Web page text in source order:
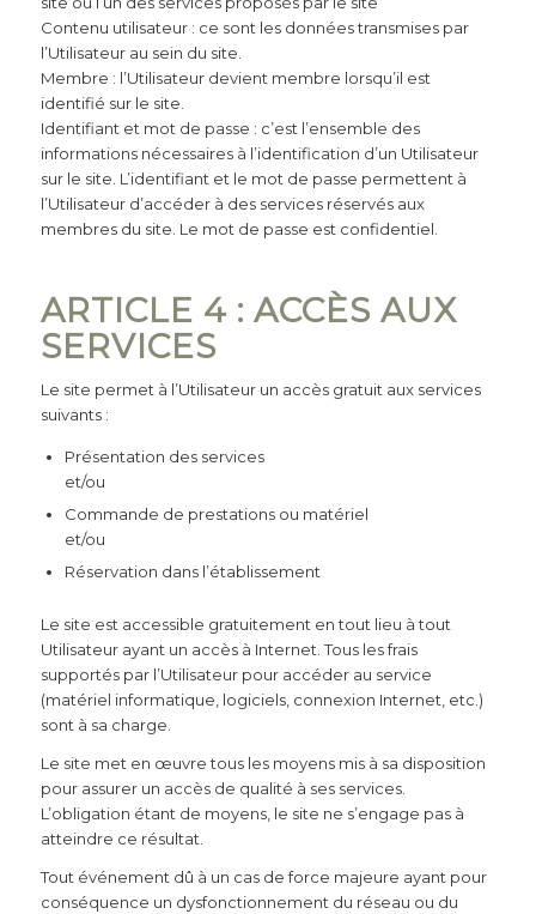
Contenu utilisateur : ce sont les données transmises par
l’Utilisateur au sein du site.
Membre : l’Utilisateur devient membre lorsqu’il est
identifié sur le site.
Identifiant et mot de passe : c’est l’ensemble des
informations nécessaires à l’identification d’un Utilisateur
sur le site. L’identifiant et le mot de passe permettent à
l’Utilisateur d’accéder à des services réservés aux
membres du site. Le mot de passe est confidentiel.
ARTICLE 4 : ACCÈS AUX
SERVICES
Le site permet à l’Utilisateur un accès gratuit aux services
suivants :
Présentation des services
et/ou
Commande de prestations ou matériel
et/ou
Réservation dans l’établissement
Le site est accessible gratuitement en tout lieu à tout
Utilisateur ayant un accès à Internet. Tous les frais
supportés par l’Utilisateur pour accéder au service
(matériel informatique, logiciels, connexion Internet, etc.)
sont à sa charge.
Le site met en œuvre tous les moyens mis à sa disposition
pour assurer un accès de qualité à ses services.
L’obligation étant de moyens, le site ne s’engage pas à
atteindre ce résultat.
Tout événement dû à un cas de force majeure ayant pour
conséquence un dysfonctionnement du réseau ou du